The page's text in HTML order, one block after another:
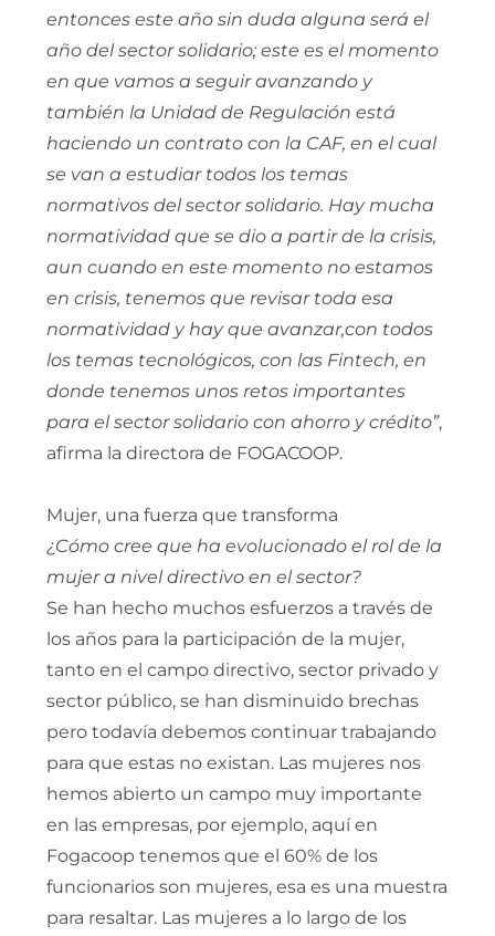
entonces este año sin duda alguna será el
año del sector solidario; este es el momento
en que vamos a seguir avanzando y
también la Unidad de Regulación está
haciendo un contrato con la CAF, en el cual
se van a estudiar todos los temas
normativos del sector solidario. Hay mucha
normatividad que se dio a partir de la crisis,
aun cuando en este momento no estamos
en crisis, tenemos que revisar toda esa
normatividad y hay que avanzar,con todos
los temas tecnológicos, con las Fintech, en
donde tenemos unos retos importantes
para el sector solidario con ahorro y crédito”,
afirma la directora de FOGACOOP.
Mujer, una fuerza que transforma
¿Cómo cree que ha evolucionado el rol de la
mujer a nivel directivo en el sector?
Se han hecho muchos esfuerzos a través de
los años para la participación de la mujer,
tanto en el campo directivo, sector privado y
sector público, se han disminuido brechas
pero todavía debemos continuar trabajando
para que estas no existan. Las mujeres nos
hemos abierto un campo muy importante
en las empresas, por ejemplo, aquí en
Fogacoop tenemos que el 60% de los
funcionarios son mujeres, esa es una muestra
para resaltar. Las mujeres a lo largo de los